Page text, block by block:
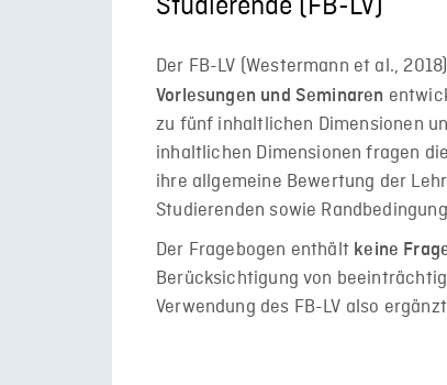
Studierende (FB-LV)
Der FB-LV (Westermann et al.,
Vorlesungen und Seminaren
zu fünf inhaltlichen Dimensionen
inhaltlichen Dimensionen fragen
ihre allgemeine Bewertung der
Studierenden sowie
Der Fragebogen enthält keine
Berücksichtigung von
Verwendung des FB-LV also